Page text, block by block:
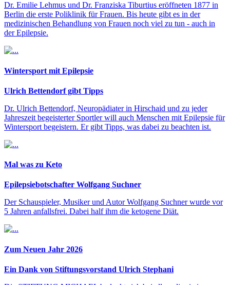
Dr. Emilie Lehmus und Dr. Franziska Tiburtius eröffneten 1877 in
Berlin die erste Poliklinik für Frauen. Bis heute gibt es in der
medizinischen Behandlung von Frauen noch viel zu tun - auch in
der Epilepsie.
Wintersport mit Epilepsie
Ulrich Bettendorf gibt Tipps
Dr. Ulrich Bettendorf, Neuropädiater in Hirschaid und zu jeder
Jahreszeit begeisterter Sportler will auch Menschen mit Epilepsie für
Wintersport begeistern. Er gibt Tipps, was dabei zu beachten ist.
Mal was zu Keto
Epilepsiebotschafter Wolfgang Suchner
Der Schauspieler, Musiker und Autor Wolfgang Suchner wurde vor
5 Jahren anfallsfrei. Dabei half ihm die ketogene Diät.
Zum Neuen Jahr 2026
Ein Dank von Stiftungsvorstand Ulrich Stephani